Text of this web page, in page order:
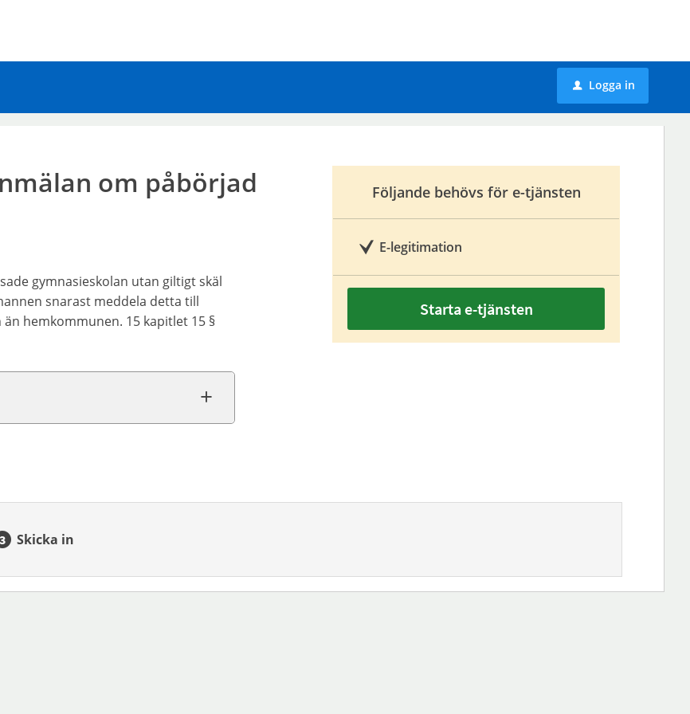
u Logga in
om påbörjad
gymnasieskolan utan giltigt skäl
snarast meddela detta till
hemkommunen. 15 kapitlet 15 §
Följande behövs för e-tjänsten
E-legitimation
Starta e-tjänsten
Skicka in